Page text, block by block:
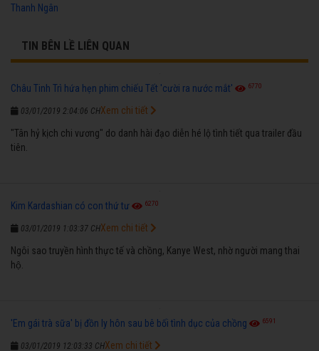
Thanh Ngân
TIN BÊN LỀ LIÊN QUAN
Châu Tinh Trì hứa hẹn phim chiếu Tết 'cười ra nước mắt' 6770
03/01/2019 2:04:06 CH
"Tân hỷ kịch chi vương" do danh hài đạo diễn hé lộ tình tiết qua trailer đầu
tiên.
Xem chi tiết
Kim Kardashian có con thứ tư 6270
03/01/2019 1:03:37 CH
Ngôi sao truyền hình thực tế và chồng, Kanye West, nhờ người mang thai
hộ.
Xem chi tiết
'Em gái trà sữa' bị đồn ly hôn sau bê bối tình dục của chồng 6591
03/01/2019 12:03:33 CHXem chi tiết